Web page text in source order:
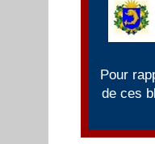
Pour
de ces